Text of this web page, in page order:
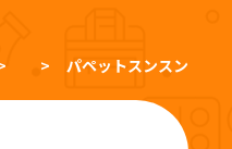
パペットスンスン